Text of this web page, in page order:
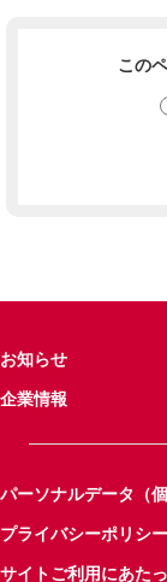
この
お知らせ
企業情報
パーソナルデータ（
プライバシーポリシー
サイトご利用にあた